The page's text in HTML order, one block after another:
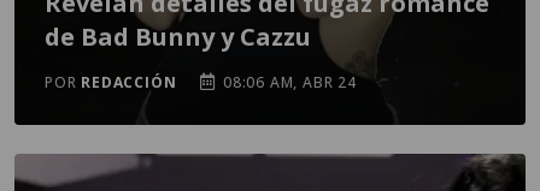
de Bad Bunny y Cazzu
POR REDACCIÓN 08:06 AM, ABR 24